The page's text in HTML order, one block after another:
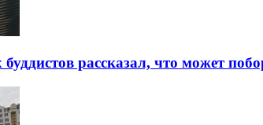
рассказал, что может